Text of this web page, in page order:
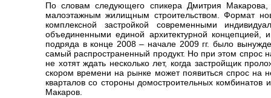
По словам следующего спикера Дмитрия
малоэтажным жилищным строительством. Формат
комплексной застройкой современными
объединенными единой архитектурной концепцией,
подряда в конце 2008 – начале 2009 гг. было
самый распространенный продукт. Но при этом спрос
не хотят ждать несколько лет, когда застройщик
скором времени на рынке может появиться спрос на
кварталов со стороны домостроительных
Макаров.